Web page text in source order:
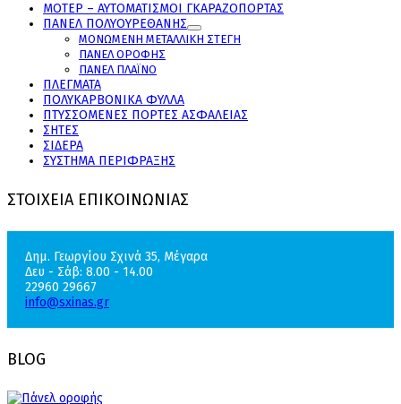
ΜΟΤΕΡ – ΑΥΤΟΜΑΤΙΣΜΟΙ ΓΚΑΡΑΖΟΠΟΡΤΑΣ
ΠΑΝΕΛ ΠΟΛΥΟΥΡΕΘΑΝΗΣ
ΜΟΝΩΜΕΝΗ ΜΕΤΑΛΛΙΚΗ ΣΤΕΓΗ
ΠΑΝΕΛ ΟΡΟΦΗΣ
ΠΑΝΕΛ ΠΛΑΪΝΟ
ΠΛΕΓΜΑΤΑ
ΠΟΛΥΚΑΡΒΟΝΙΚΑ ΦΥΛΛΑ
ΠΤΥΣΣΟΜΕΝΕΣ ΠΟΡΤΕΣ ΑΣΦΑΛΕΙΑΣ
ΣΗΤΕΣ
ΣΙΔΕΡΑ
ΣΥΣΤΗΜΑ ΠΕΡΙΦΡΑΞΗΣ
ΣΤΟΙΧΕΙΑ ΕΠΙΚΟΙΝΩΝΙΑΣ
Δημ. Γεωργίου Σχινά 35, Μέγαρα
Δευ - Σάβ: 8.00 - 14.00
22960 29667
info@sxinas.gr
BLOG